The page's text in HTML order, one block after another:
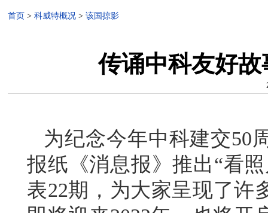
首页 > 科威特概况 > 该国掠影
传诵中科友好
为纪念今年中科建交50
报纸《消息报》推出“看
表22期，为大家呈现了许